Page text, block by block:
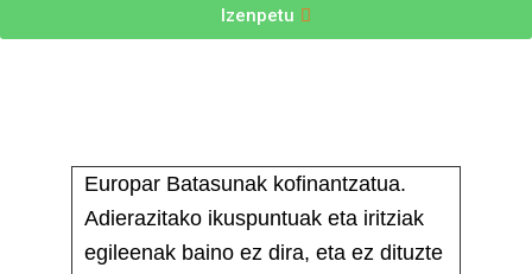
Izenpetu
Europar Batasunak kofinantzatua.
Adierazitako ikuspuntuak eta iritziak
egileenak baino ez dira, eta ez dituzte